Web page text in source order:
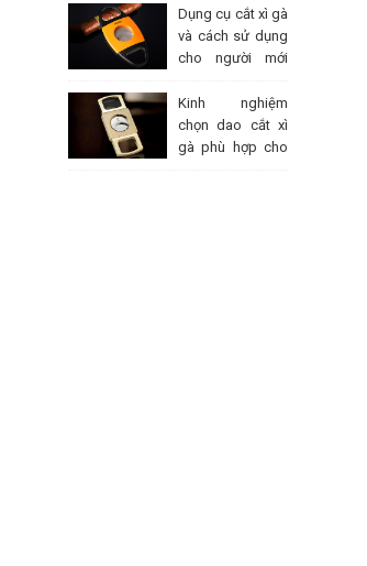
Dụng cụ cắt xì gà
và cách sử dụng
cho người mới
Kinh nghiệm
chọn dao cắt xì
gà phù hợp cho